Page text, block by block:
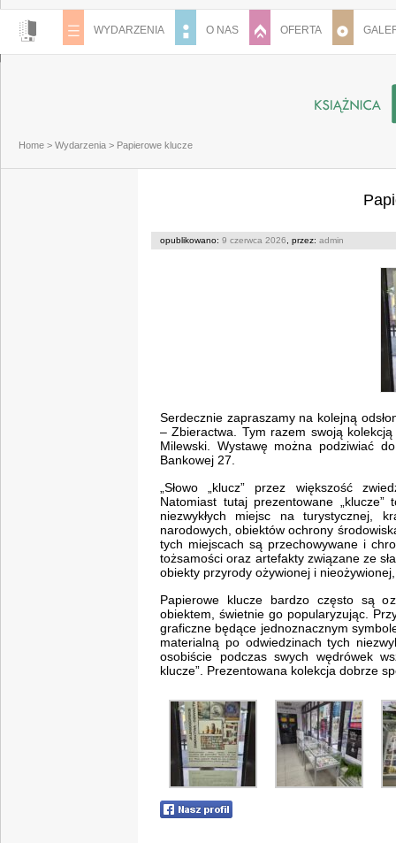
WYDARZENIA O NAS OFERTA
Home > Wydarzenia > Papierowe klucze
opublikowano: 9 czerwca 2026 , przez: admin
Serdecznie zapraszamy na kolejną
– Zbieractwa. Tym razem swoją
Milewski. Wystawę można podziwiać
Bankowej 27.
„Słowo „klucz” przez większość
Natomiast tutaj prezentowane
niezwykłych miejsc na turystycznej,
narodowych, obiektów ochrony
tych miejscach są przechowywane i
tożsamości oraz artefakty związane ze
obiekty przyrody ożywionej i nieożywionej,
Papierowe klucze bardzo często są
obiektem, świetnie go popularyzując.
graficzne będące jednoznacznym
materialną po odwiedzinach tych
osobiście podczas swych wędrówek
klucze”. Prezentowana kolekcja dobrze